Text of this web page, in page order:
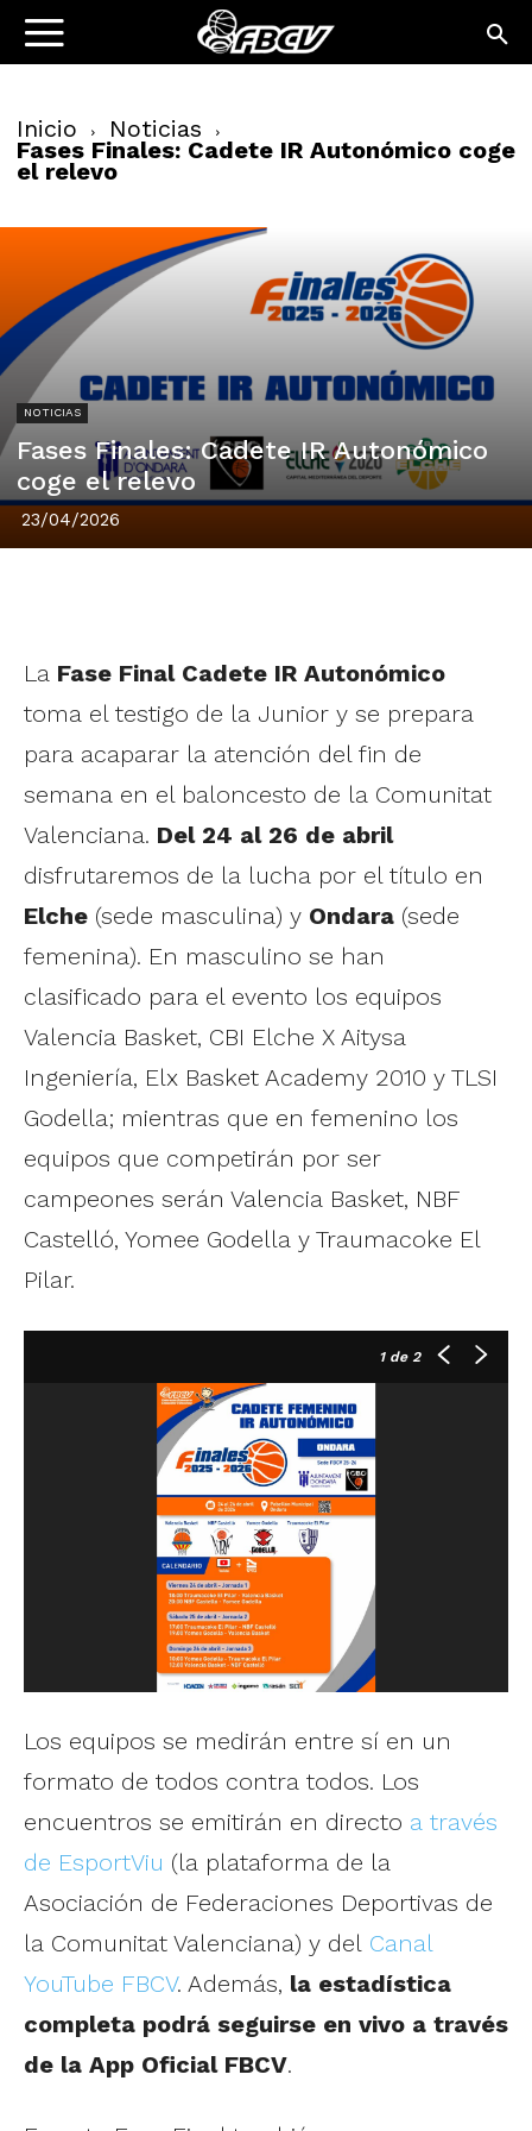
Inicio Noticias
Fases Finales: Cadete IR Autonómico coge
el relevo
NOTICIAS
Fases Finales: Cadete IR Autonómico
coge el relevo
23/04/2026
La Fase Final Cadete IR Autonómico
toma el testigo de la Junior y se prepara
para acaparar la atención del fin de
semana en el baloncesto de la Comunitat
Valenciana. Del 24 al 26 de abril
disfrutaremos de la lucha por el título en
Elche (sede masculina) y Ondara (sede
femenina). En masculino se han
clasificado para el evento los equipos
Valencia Basket, CBI Elche X Aitysa
Ingeniería, Elx Basket Academy 2010 y TLSI
Godella; mientras que en femenino los
equipos que competirán por ser
campeones serán Valencia Basket, NBF
Castelló, Yomee Godella y Traumacoke El
Pilar.
1de 2
Los equipos se medirán entre sí en un
formato de todos contra todos. Los
encuentros se emitirán en directo a través
de EsportViu (la plataforma de la
Asociación de Federaciones Deportivas de
la Comunitat Valenciana) y del Canal
YouTube FBCV. Además, la estadística
completa podrá seguirse en vivo a través
de la App Oficial FBCV.